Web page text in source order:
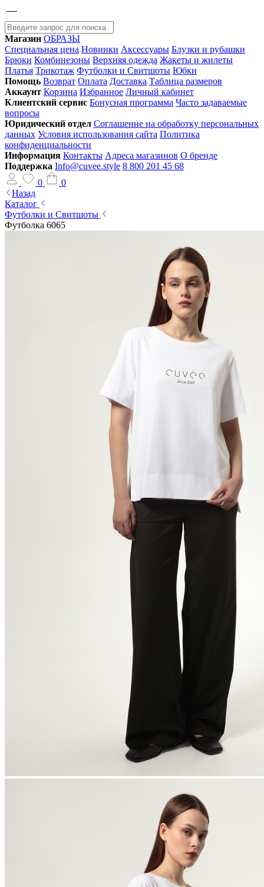
Магазин ОБРАЗЫ
Специальная цена Новинки Аксессуары Блузки и рубашки
Брюки Комбинезоны Верхняя одежда Жакеты и жилеты
Платья Трикотаж Футболки и Свитшоты Юбки
Помощь Возврат Оплата Доставка Таблица размеров
Аккаунт Корзина Избранное Личный кабинет
Клиентский сервис Бонусная программа Часто задаваемые
вопросы
Юридический отдел Соглашение на обработку персональных
данных Условия использования сайта Политика
конфиденциальности
Информация Контакты Адреса магазинов О бренде
Поддержка Info@cuvee.style 8 800 201 45 68
0
0
Назад
Каталог
Футболки и Свитшоты
Футболка 6065